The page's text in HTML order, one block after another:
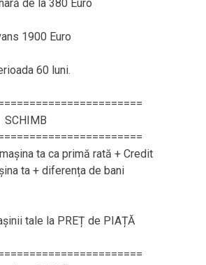
de la 380 Euro
1900 Euro
60 luni.
SCHIMB
ta ca primă rată + Credit
ta + diferența de bani
tale la PREȚ de PIAȚĂ